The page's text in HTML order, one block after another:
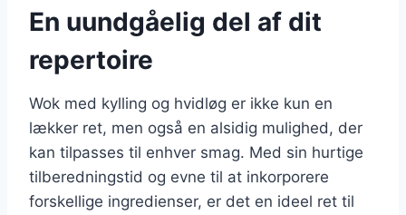
En uundgåelig del af dit
repertoire
Wok med kylling og hvidløg er ikke kun en
lækker ret, men også en alsidig mulighed, der
kan tilpasses til enhver smag. Med sin hurtige
tilberedningstid og evne til at inkorporere
forskellige ingredienser, er det en ideel ret til